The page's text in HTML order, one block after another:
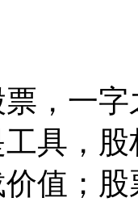
，一
具，
值；